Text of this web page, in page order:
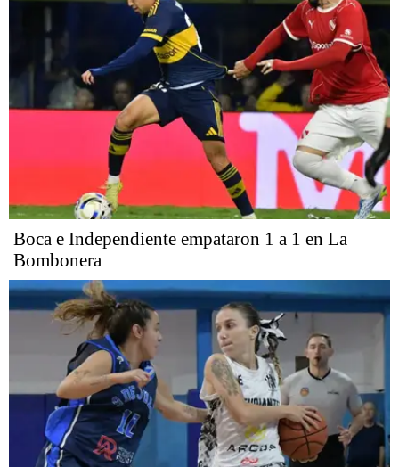
Boca e Independiente empataron 1 a 1 en La
Bombonera